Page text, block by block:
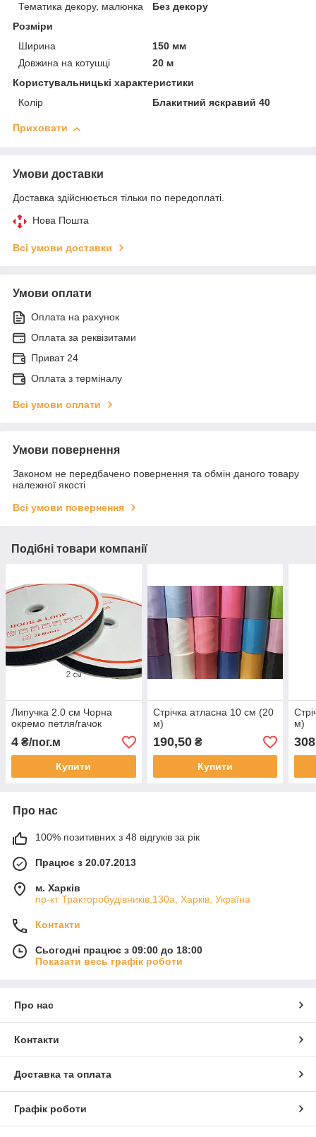
Тематика декору, малюнка
Без декору
Розміри
Ширина
150 мм
Довжина на котушці
20 м
Користувальницькі характеристики
Колір
Блакитний яскравий 40
Приховати
Умови доставки
Доставка здійснюється тільки по передоплаті.
Нова Пошта
Всі умови доставки
Умови оплати
Оплата на рахунок
Оплата за реквізитами
Приват 24
Оплата з терміналу
Всі умови оплати
Умови повернення
Законом не передбачено повернення та обмін даного товару
належної якості
Всі умови повернення
Подібні товари компанії
Липучка 2.0 см Чорна
окремо петля/гачок
4 ₴/пог.м
Купити
Стрічка атласна 10 см (20
м)
190,50₴
Купити
м)
Про нас
100% позитивних з 48 відгуків за рік
Працює з 20.07.2013
м. Харків
пр-кт Тракторобудівників,130а, Харків, Україна
Контакти
Сьогодні працює з 09:00 до 18:00
Показати весь графік роботи
Про нас
Контакти
Доставка та оплата
Графік роботи